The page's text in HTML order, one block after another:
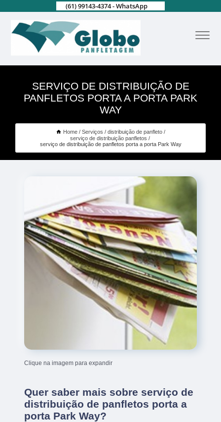
(61) 99143-4374 - WhatsApp
SERVIÇO DE DISTRIBUIÇÃO DE
PANFLETOS PORTA A PORTA PARK
WAY
Home Serviços
distribuição de panfleto
serviço de distribuição panfletos
serviço de distribuição de panfletos porta a porta Park Way
Clique na imagem para expandir
Quer saber mais sobre serviço de
distribuição de panfletos porta a
porta Park Way?